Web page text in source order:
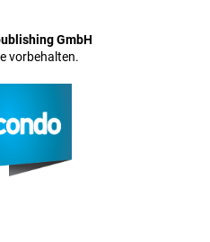
GmbH
vorbehalten.